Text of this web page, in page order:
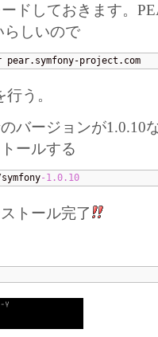
ドしておきます。
らしいので
pear.symfony-project.com
う。
バージョンが1.0.10
ールする
-1.0 .10
トール完了